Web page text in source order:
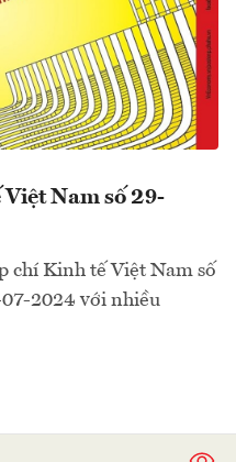
Nam số 29-
chí Kinh tế Việt Nam số
2024 với nhiều